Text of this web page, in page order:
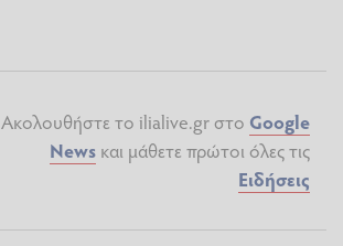
Ακολουθήστε το ilialive.gr στο Google
News και μάθετε πρώτοι όλες τις
Ειδήσεις